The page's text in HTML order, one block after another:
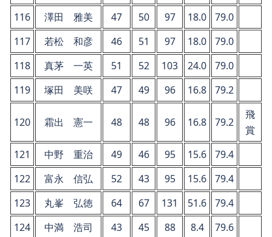
116
澤田 雅美 47 50 97 18.0
79.0
117
若松 和彦 46 51 97 18.0
79.0
118
真茅 一英 51 52 103 24.0
79.0
119
塚田 美咲 47 49 96 16.8 79.2
120 霜出 憲一 48 48 96 16.8 79.2
飛
賞
121
中野 重治 49 46 95 15.6
79.4
122
富永 信弘 52 43 95 15.6
79.4
123
丸峯 弘徳 64 67 131 51.6
79.4
124
中満 浩司 43 45 88 8.4 79.6